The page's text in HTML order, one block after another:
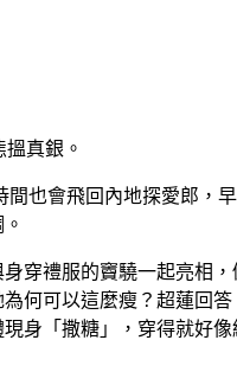
真銀。
也會飛回內地探愛郎，
穿禮服的竇驍一起亮相
何可以這麼瘦？超蓮回
身「撒糖」，穿得就好